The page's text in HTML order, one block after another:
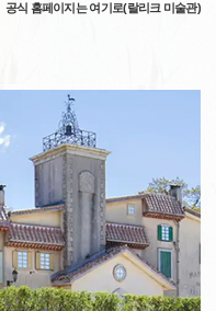
공식 홈페이지는 여기로(랄리크 미술관)